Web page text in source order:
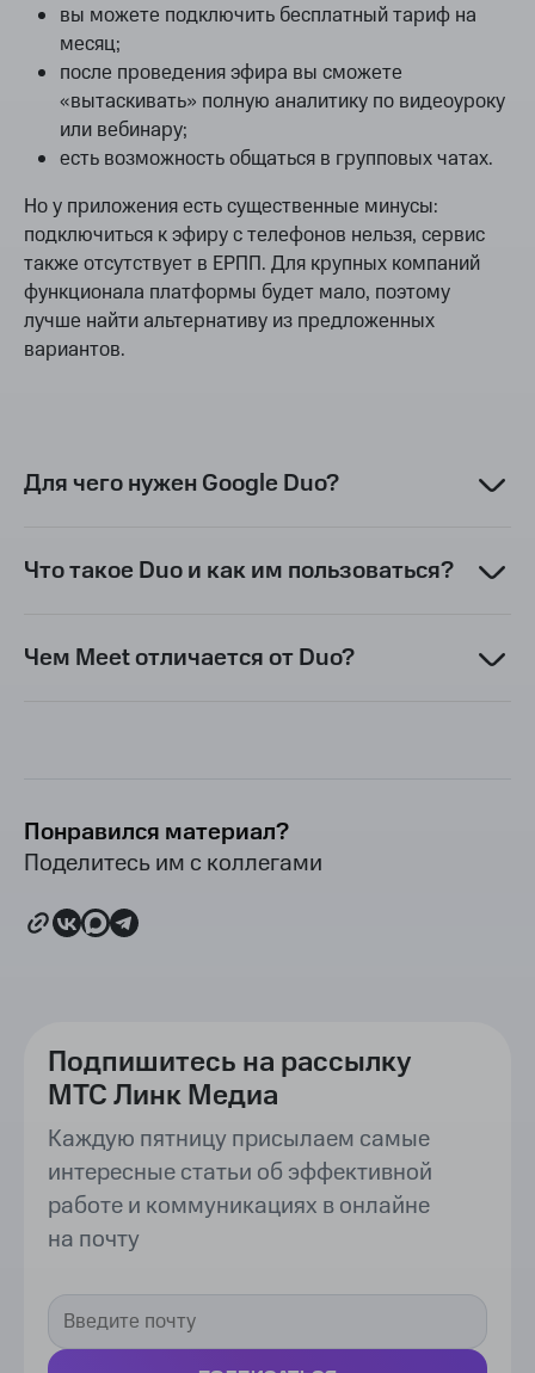
вы можете подключить бесплатный тариф на
месяц;
после проведения эфира вы сможете
«вытаскивать» полную аналитику по видеоуроку
или вебинару;
есть возможность общаться в групповых чатах.
Но у приложения есть существенные минусы:
подключиться к эфиру с телефонов нельзя, сервис
также отсутствует в ЕРПП. Для крупных компаний
функционала платформы будет мало, поэтому
лучше найти альтернативу из предложенных
вариантов.
Для чего нужен Google Duo?
Что такое Duo и как им пользоваться?
Чем Meet отличается от Duo?
Понравился материал?
Поделитесь им с коллегами
Подпишитесь на рассылку
МТС Линк Медиа
Каждую пятницу присылаем самые
интересные статьи об эффективной
работе и коммуникациях в онлайне
на почту